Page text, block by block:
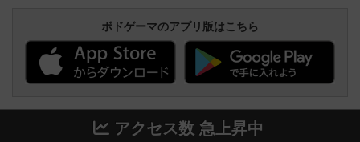
ボドゲーマのアプリ版はこちら
アクセス数 急上昇中